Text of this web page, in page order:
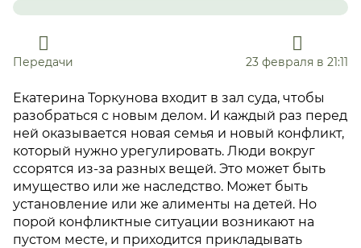
Передачи 23 февраля в 21:11
Екатерина Торкунова входит в зал суда, чтобы
разобраться с новым делом. И каждый раз перед
ней оказывается новая семья и новый конфликт,
который нужно урегулировать. Люди вокруг
ссорятся из-за разных вещей. Это может быть
имущество или же наследство. Может быть
установление или же алименты на детей. Но
порой конфликтные ситуации возникают на
пустом месте, и приходится прикладывать